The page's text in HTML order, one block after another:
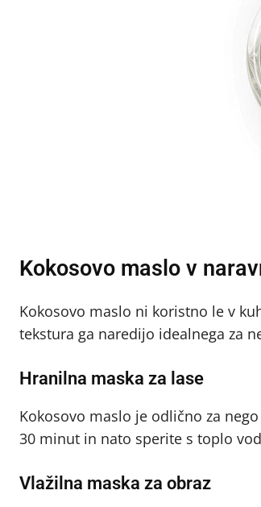
Kokosovo maslo v
Kokosovo maslo ni koristno le v
tekstura ga naredijo idealnega za
Hranilna maska za lase
Kokosovo maslo je odlično za
30 minut in nato sperite s toplo
Vlažilna maska za obraz